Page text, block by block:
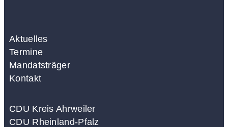
Aktuelles
Termine
Mandatsträger
Kontakt
CDU Kreis Ahrweiler
CDU Rheinland-Pfalz